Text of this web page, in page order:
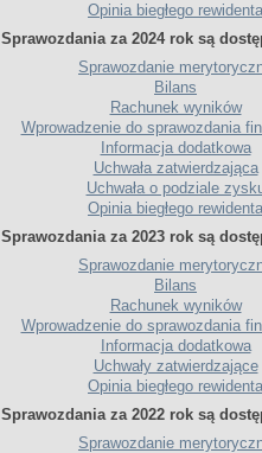
Opinia biegłego rewidenta
Sprawozdania za 2024 rok są
Sprawozdanie
Bilans
Rachunek wyników
Wprowadzenie do sprawozdania
Informacja dodatkowa
Uchwała zatwierdzająca
Uchwała o podziale
Opinia biegłego rewidenta
Sprawozdania za 2023 rok są
Sprawozdanie
Bilans
Rachunek wyników
Wprowadzenie do sprawozdania
Informacja dodatkowa
Uchwały zatwierdzające
Opinia biegłego rewidenta
Sprawozdania za 2022 rok są
Sprawozdanie